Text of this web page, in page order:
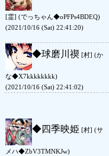
[霊] (でっちゃん◆oPFPs4BDEQ)
(2021/10/16 (Sat) 22:41:20)
◆球磨川禊 [村] (か
な◆X7kkkkkkkk)
(2021/10/16 (Sat) 22:41:02)
◆四季映姫 [村] (サ
メハ◆ZbV3TMNKJw)